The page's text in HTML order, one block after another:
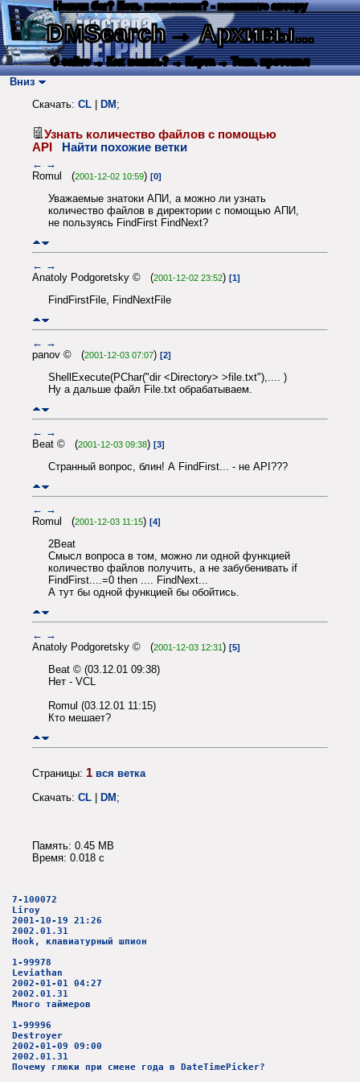
Нашли баг? Есть пожелания? - напишите автору
DMSearch→ Архивы...
О сайте → Как искать? → Карта → Текс. протокол
Вниз
Скачать: CL DM ;
Узнать количество файлов с помощью
API
Найти похожие ветки
← →
Romul (2001-12-02 10:59) [0]
Уважаемые знатоки АПИ, а можно ли узнать
количество файлов в директории с помощью АПИ,
не пользуясь FindFirst FindNext?
← →
Anatoly Podgoretsky © (2001-12-02 23:52) [1]
FindFirstFile, FindNextFile
← →
panov © (2001-12-03 07:07) [2]
ShellExecute(PChar("dir <Directory> >file.txt"),.... )
Ну а дальше файл File.txt обрабатываем.
← →
Beat © (2001-12-03 09:38) [3]
Странный вопрос, блин! А FindFirst... - не API???
← →
Romul (2001-12-03 11:15) [4]
2Beat
Смысл вопроса в том, можно ли одной функцией
количество файлов получить, а не забубенивать if
FindFirst....=0 then .... FindNext...
А тут бы одной функцией бы обойтись.
← →
Anatoly Podgoretsky © (2001-12-03 12:31) [5]
Beat © (03.12.01 09:38)
Нет - VCL
Romul (03.12.01 11:15)
Кто мешает?
Страницы: 1 вся ветка
Скачать: CL | DM;
Память: 0.45 MB
Время: 0.018 c
7-100072
Liroy
2001-10-19 21:26
2002.01.31
Hook, клавиатурный шпион
1-99978
Leviathan
2002-01-01 04:27
2002.01.31
Много таймеров
1-99996
Destroyer
2002-01-09 09:00
2002.01.31
Почему глюки при смене года в DateTimePicker?